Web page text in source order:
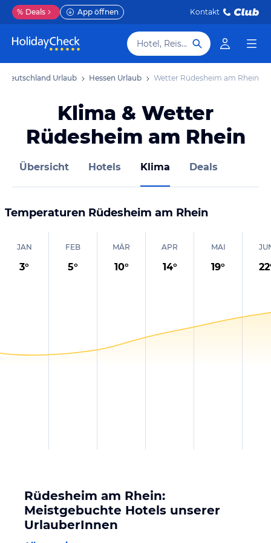
% Deals App öffnen Kontakt
Hotel, Reiseziel
Deutschland Urlaub Hessen Urlaub Wetter Rüdesheim am Rhein
Klima & Wetter
Rüdesheim am Rhein
Übersicht Hotels Klima Deals
Temperaturen Rüdesheim am Rhein
JAN
3°
FEB
5°
MÄR
10°
APR
14°
MAI
19° 22
Rüdesheim am Rhein:
Meistgebuchte Hotels unserer
UrlauberInnen